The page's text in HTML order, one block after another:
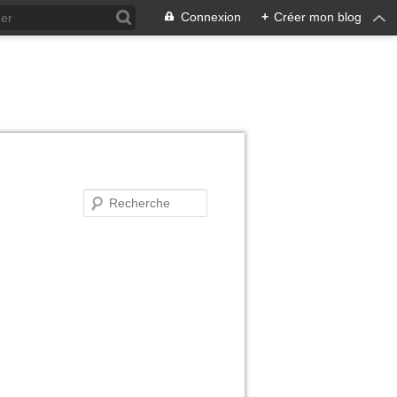
Connexion + Créer mon blog